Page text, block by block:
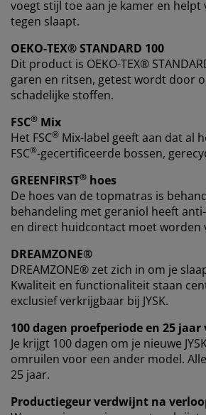
voegt stijl toe aan je kamer en
tegen slaapt.
OEKO-TEX® STANDARD 100
Dit product is OEKO-TEX®
garen en ritsen, getest wordt door
schadelijke stoffen.
FSC® Mix
Het FSC® Mix-label geeft aan dat al
FSC®-gecertificeerde bossen,
GREENFIRST® hoes
De hoes van de topmatras is
behandeling met geraniol heeft
en direct huidcontact moet worden
DREAMZONE®
DREAMZONE® zet zich in om je
Kwaliteit en functionaliteit staan
exclusief verkrijgbaar bij JYSK.
100 dagen proefperiode en 25
Je krijgt 100 dagen om je nieuwe
omruilen voor een ander model.
25 jaar.
Productiegeur verdwijnt na